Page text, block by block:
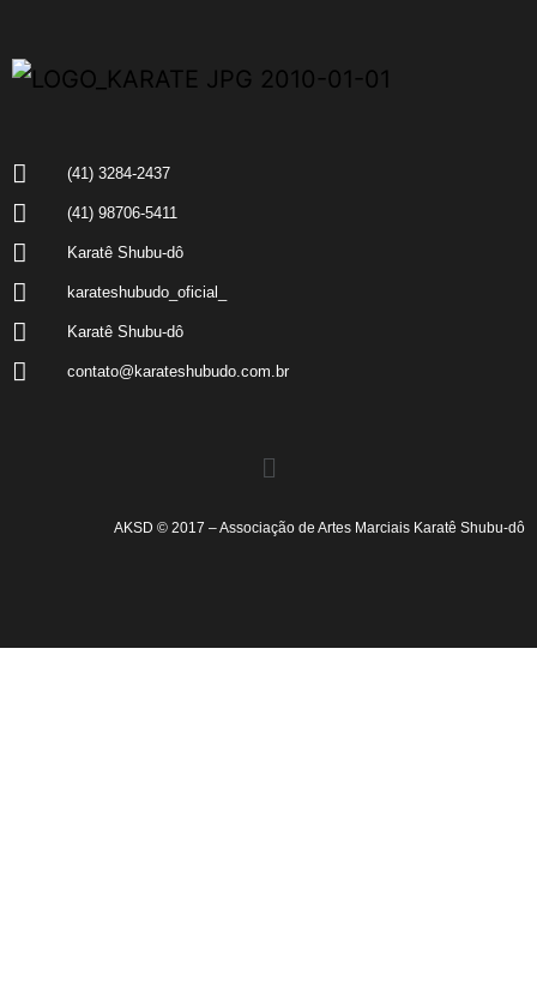
(41) 3284-2437
(41) 98706-5411
Karatê Shubu-dô
karateshubudo_oficial_
Karatê Shubu-dô
contato@karateshubudo.com.br
AKSD © 2017 – Associação de Artes Marciais Karatê Shubu-dô